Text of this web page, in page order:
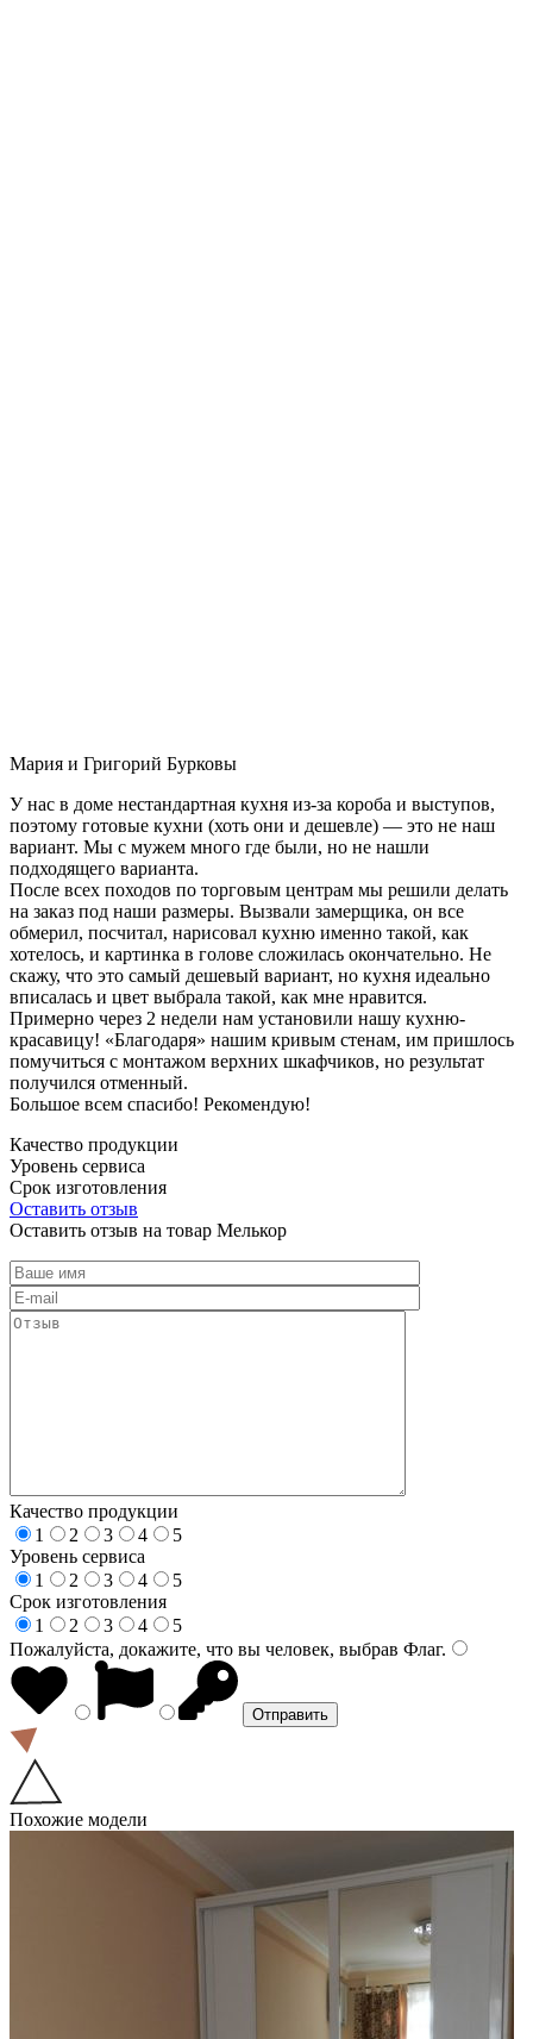
Мария и Григорий Бурковы
У нас в доме нестандартная кухня из-за короба и выступов,
поэтому готовые кухни (хоть они и дешевле) — это не наш
вариант. Мы с мужем много где были, но не нашли
подходящего варианта.
После всех походов по торговым центрам мы решили делать
на заказ под наши размеры. Вызвали замерщика, он все
обмерил, посчитал, нарисовал кухню именно такой, как
хотелось, и картинка в голове сложилась окончательно. Не
скажу, что это самый дешевый вариант, но кухня идеально
вписалась и цвет выбрала такой, как мне нравится.
Примерно через 2 недели нам установили нашу кухню-
красавицу! «Благодаря» нашим кривым стенам, им пришлось
помучиться с монтажом верхних шкафчиков, но результат
получился отменный.
Большое всем спасибо! Рекомендую!
Качество продукции
Уровень сервиса
Срок изготовления
Оставить отзыв
Оставить отзыв на товар Мелькор
Качество продукции
1
2 3 4
5
Уровень сервиса
1
2 3 4
5
Срок изготовления
1
2 3 4
5
Пожалуйста, докажите, что вы человек, выбрав Флаг.
Похожие модели